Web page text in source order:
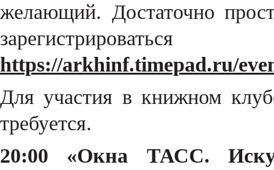
желающий. Достаточно
https://arkhinf.timepad.ru/
Для участия в книжном
требуется.
20:00 «Окна ТАСС.